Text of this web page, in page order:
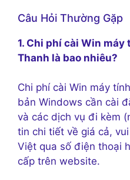
Câu Hỏi Thường Gặp
1. Chi phí cài Win
Thanh là bao nhiêu?
Chi phí cài Win máy
bản Windows cần cài
và các dịch vụ đi kèm
tin chi tiết về giá cả,
Việt qua số điện thoại
cấp trên website.